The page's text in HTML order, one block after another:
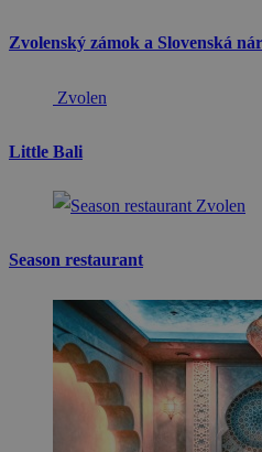
Zvolenský zámok a Slovenská
Zvolen
Little Bali
Zvolen
Season restaurant